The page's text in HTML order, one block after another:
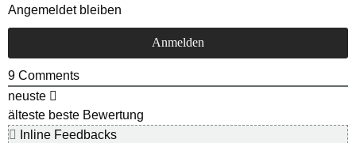
Angemeldet bleiben
9 Comments
neuste
älteste beste Bewertung
Inline Feedbacks